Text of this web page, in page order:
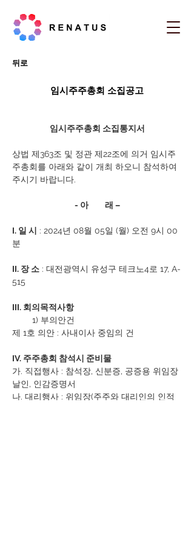
뒤로
임시주주총회 소집공고
임시주주총회 소집통지서
상법 제363조 및 정관 제22조에 의거 임시주
주총회를 아래와 같이 개최 하오니 참석하여
주시기 바랍니다.
- 아         래 –
I. 일 시
: 2024년 08월 05일 (월) 오전 9시 00
분
II. 장 소 : 대전광역시 유성구 테크노4로 17, A-
515
III. 회의목적사항
1) 부의안건
제 1호 의안 : 사내이사 중임의 건
IV. 주주총회 참석시 준비물
가. 직접행사 : 참석장, 신분증, 공증용 위임장
날인, 인감증명서
나. 대리행사 : 위임장(주주와 대리인의 인적